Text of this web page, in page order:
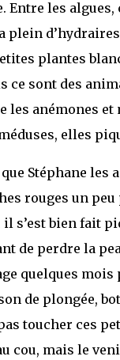
Entre les algues,
plein
plantes
ce sont des
les anémones et
elles
Stéphane les
rouges un peu
s’est bien fait
de perdre la
quelques mois
de plongée,
toucher ces
cou, mais le